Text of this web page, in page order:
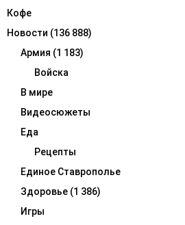
Кофе
Новости (136 888)
Армия (1 183)
Войска
В мире
Видеосюжеты
Еда
Рецепты
Единое Ставрополье
Здоровье (1 386)
Игры